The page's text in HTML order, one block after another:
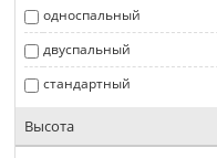
односпальный
двуспальный
стандартный
Высота